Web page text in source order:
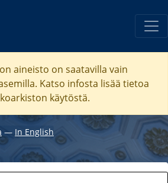
aineisto on saatavilla vain
Katso infosta lisää tietoa
käytöstä.
― In English